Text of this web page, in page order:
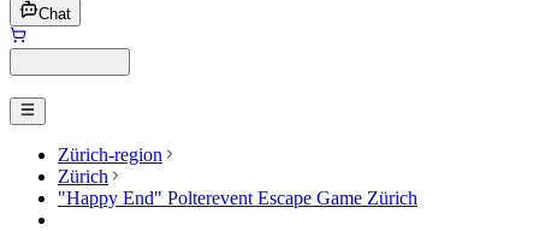
Chat
Zürich-region
Zürich
"Happy End" Polterevent Escape Game Zürich